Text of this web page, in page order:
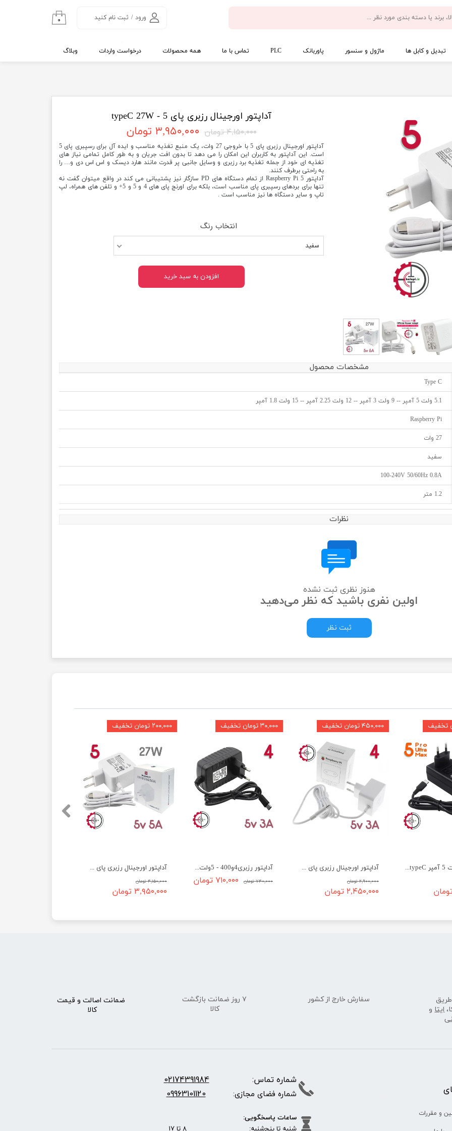
ورود / ثبت نام کنید
تغییر گذر واژه
کاربری
۰
تبدیل و کابل ها ماژول و سنسور پاوربانک PLC تماس با ما همه محصولات درخواست واردات وبلاگ
آداپتور اورجینال رزبری پای 5 - typeC ‌27W
۴,۱۵۰,۰۰۰ تومان ۳,۹۵۰,۰۰۰ تومان
آداپتور اورجینال رزبری پای 5 ‌با خروجی 27 وات، یک منبع تغذیه مناسب و ایده آل برای رسپبری پای 5
است. این آداپتور به کاربران این امکان را می دهد تا بدون افت جریان و به طور کامل تمامی نیاز های
تغذیه ای خود از جمله تغذیه برد رزبری و وسایل جانبی پر قدرت مانند هارد دیسک و اس اس دی و… را
به راحتی برطرف کنند.
آداپتور Raspberry Pi 5 از تمام دستگاه های PD سازگار نیز پشتیبانی می کند در واقع میتوان گفت نه
تنها برای بردهای رسپبری پای مناسب است، بلکه برای اورنج پای های 4 و 5 و 5+ و تلفن های همراه، لپ
تاپ و سایر دستگاه ها نیز مناسب است .
انتخاب رنگ
سفید
افزودن به سبد خرید
مشخصات محصول
Type C
5.1 ولت 5 آمپر -- 9 ولت 3 آمپر -- 12 ولت 2.25 آمپر -- 15 ولت 1.8 آمپر
Raspberry Pi
27 وات
سفید
100-240V 50/60Hz 0.8A
1.2 متر
نظرات
هنوز نظری ثبت نشده
اولین نفری باشید که نظر می‌دهید
ثبت نظر
آداپتور اورجینال رزبری پای 5 - typeC ‌27W
۴,۱۵۰,۰۰۰ تومان
۳,۹۵۰,۰۰۰ تومان
۲۰۰,۰۰۰ تومان تخفیف
آداپتور رزبری4و400 - 5ولت 3 آمپر type C
۷۴۰,۰۰۰ تومان ۷۱۰,۰۰۰ تومان
۳۰,۰۰۰ تومان تخفیف
آداپتور اورجینال رزبری پای 4 و 400 - 5ولت 3آمپر type C
۲,۹۰۰,۰۰۰ تومان
۲,۴۵۰,۰۰۰ تومان
۴۵۰,۰۰۰ تومان تخفیف
آداپتور 5 ولت 5 آمپر typeC - مناسب رزبری 5 و اورنج پای 5Pro، 5Ultra و 5Max
ایتاو
سفارش خارج از کشور
۷ روز ضمانت بازگشت
​​​​​​​کالا
ضمانت اصالت و قیمت​​​​​​​
کالا ​​​​​​​
و مقررات
شماره تماس: 02174391984
شماره فضای مجازی: 09963101120
ساعات پاسخگویی:
شنبه تا پنج‌شنبه: 8 تا 17